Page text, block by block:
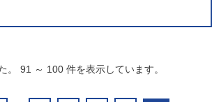
。 91 ～ 100 件を表示しています。